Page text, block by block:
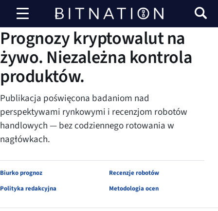
Bitnacja
BADANIA BITNATION
Prognozy kryptowalut na
żywo. Niezależna kontrola
produktów.
Publikacja poświęcona badaniom nad
perspektywami rynkowymi i recenzjom robotów
handlowych — bez codziennego rotowania w
nagłówkach.
Biurko prognoz
Recenzje robotów
Polityka redakcyjna
Metodologia ocen